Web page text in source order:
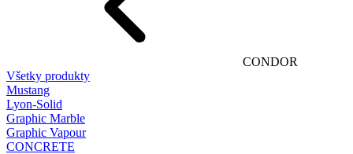
CONDOR
Všetky produkty
Mustang
Lyon-Solid
Graphic Marble
Graphic Vapour
CONCRETE